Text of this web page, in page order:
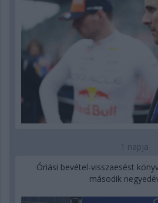
1 napja
Óriási bevétel-visszaesést
második